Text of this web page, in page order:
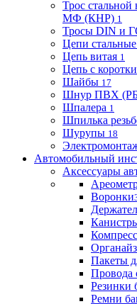
Трос стальной
МФ (КНР) 1
Тросы DIN и
Цепи стальные
Цепь витая 1
Цепь с
Шайбы 17
Шнур ПВХ
Шпалера 1
Шпилька
Шурупы 18
Автомобильный
Аксессуары
Воронки
Пакеты
Провода
Резинки
Ремни